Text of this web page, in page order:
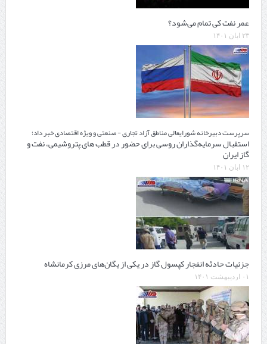
عمر نفت کی تمام می‌شود؟
۲۳ آبان ۱۴۰۱
سرپرست دبیرخانه شورایعالی مناطق آزاد تجاری - صنعتی و ویژه اقتصادی خبر داد؛
استقبال سرمایه‌گذاران روسی برای حضور در قطب های پتروشیمی، نفت و
گاز ایران
۱۲ آبان ۱۴۰۱
جزئیات حادثه انفجار کپسول گاز در یکی از یگان‌های مرزی کرمانشاه
۰۱ اردیبهشت ۱۴۰۱